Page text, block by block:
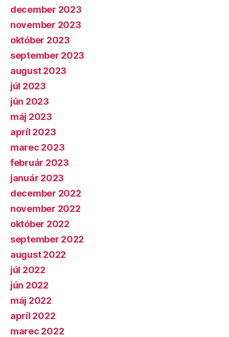
december 2023
november 2023
október 2023
september 2023
august 2023
júl 2023
jún 2023
máj 2023
apríl 2023
marec 2023
február 2023
január 2023
december 2022
november 2022
október 2022
september 2022
august 2022
júl 2022
jún 2022
máj 2022
apríl 2022
marec 2022